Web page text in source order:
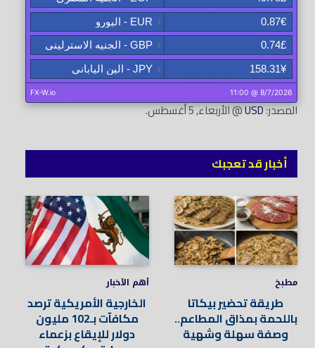
المصدر:USD@ الأربعاء, 5 أغسطس.
أخبار قد تعجبك
مطبخ
طريقة تحضير بيكاتا
باللحمة بمذاق المطاعم..
وصفة سهلة وشهية
أهم الأخبار
الخارجية الأمريكية ترصد
مكافآت بـ102 مليون
دولار للإيقاع بزعماء